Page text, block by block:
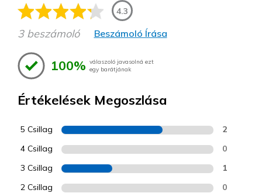
4.3
3 beszámoló Beszámoló Írása
100% válaszoló javasolná ezt
egy barátjának
Értékelések Megoszlása
5 Csillag 2
4 Csillag 0
3 Csillag 1
2 Csillag 0